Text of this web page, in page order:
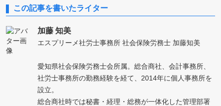
この記事を書いたライター
加藤 知美
エスプリーメ社労士事務所 社会保険労務士 加藤知美
愛知県社会保険労務士会所属。総合商社、会計事務所、
社労士事務所の勤務経験を経て、2014年に個人事務所を
設立。
総合商社時では秘書・経理・総務が一体化した管理部署